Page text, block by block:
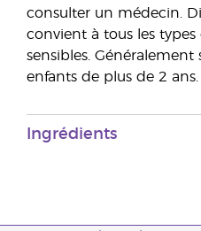
consulter un médecin.
convient à tous les types
sensibles. Généralement
enfants de plus de 2 ans.
Ingrédients